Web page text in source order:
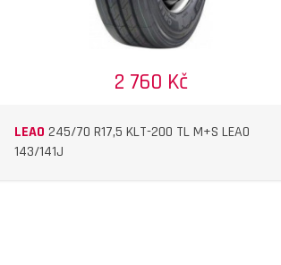
2 760 Kč
LEAO 245/70 R17,5 KLT-200 TL M+S LEAO
143/141J